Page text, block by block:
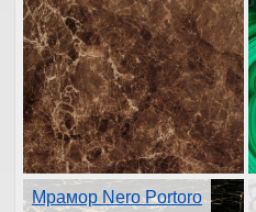
Мрамор Nero Portoro